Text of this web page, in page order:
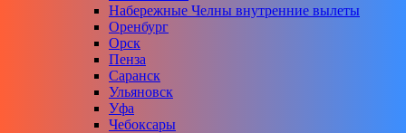
Набережные Челны внутренние вылеты
Оренбург
Орск
Пенза
Саранск
Ульяновск
Уфа
Чебоксары